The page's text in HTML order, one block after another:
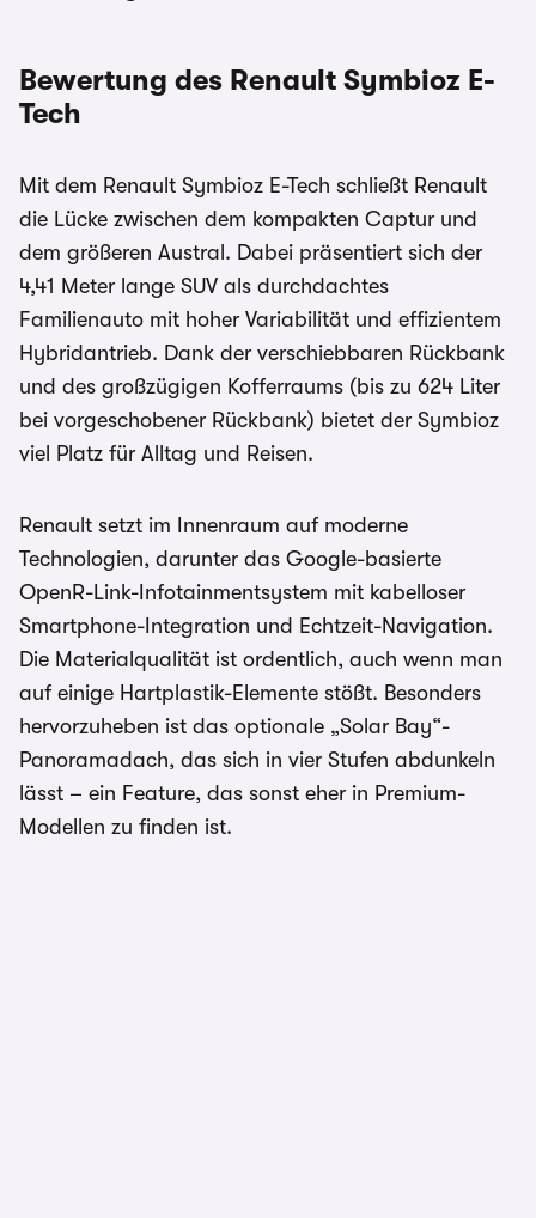
Bewertung des Renault Symbioz E-
Tech
Mit dem Renault Symbioz E-Tech schließt Renault
die Lücke zwischen dem kompakten Captur und
dem größeren Austral. Dabei präsentiert sich der
4,41 Meter lange SUV als durchdachtes
Familienauto mit hoher Variabilität und effizientem
Hybridantrieb. Dank der verschiebbaren Rückbank
und des großzügigen Kofferraums (bis zu 624 Liter
bei vorgeschobener Rückbank) bietet der Symbioz
viel Platz für Alltag und Reisen.
Renault setzt im Innenraum auf moderne
Technologien, darunter das Google-basierte
OpenR-Link-Infotainmentsystem mit kabelloser
Smartphone-Integration und Echtzeit-Navigation.
Die Materialqualität ist ordentlich, auch wenn man
auf einige Hartplastik-Elemente stößt. Besonders
hervorzuheben ist das optionale „Solar Bay“-
Panoramadach, das sich in vier Stufen abdunkeln
lässt – ein Feature, das sonst eher in Premium-
Modellen zu finden ist.